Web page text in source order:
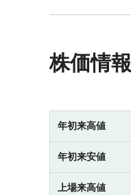
株価情報
年初来高値
年初来安値
上場来高値